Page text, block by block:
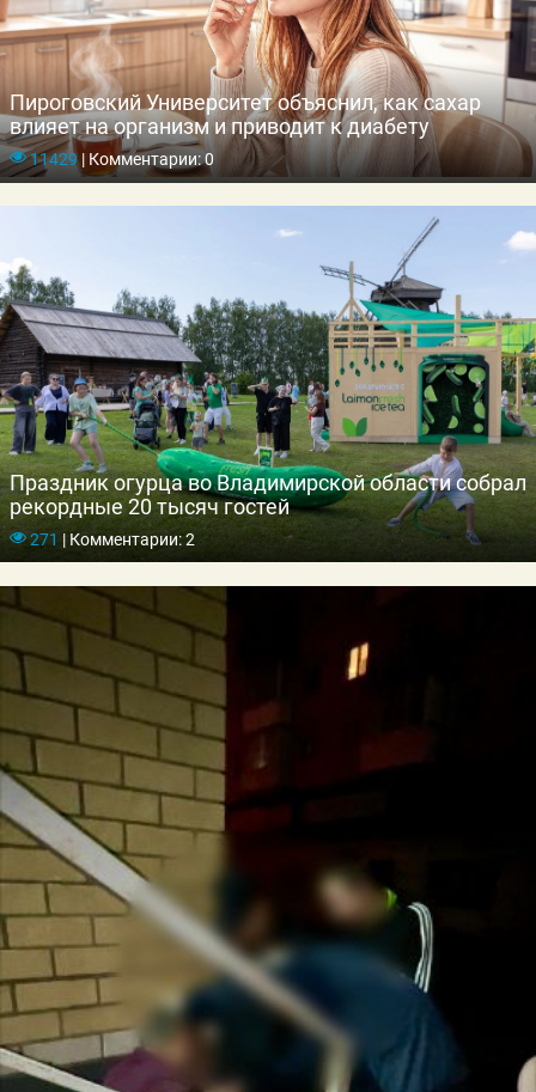
Пироговский Университет объяснил, как сахар
влияет на организм и приводит к диабету
11429|Комментарии: 0
Праздник огурца во Владимирской области собрал
рекордные 20 тысяч гостей
271 |Комментарии: 2